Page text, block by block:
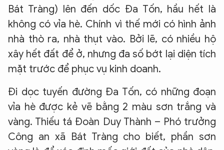
Bát Tràng) lên đến dốc Đa Tốn, hầu hết là
không có vỉa hè. Chính vì thế mới có hình ảnh
nhà thò ra, nhà thụt vào. Bởi lẽ, có nhiều hộ
xây hết đất để ở, nhưng đa số bớt lại diện tích
mặt trước để phục vụ kinh doanh.
Đi dọc tuyến đường Đa Tốn, có những đoạn
vỉa hè được kẻ vẽ bằng 2 màu sơn trắng và
vàng. Thiếu tá Đoàn Duy Thành – Phó trưởng
Công an xã Bát Tràng cho biết, phần sơn